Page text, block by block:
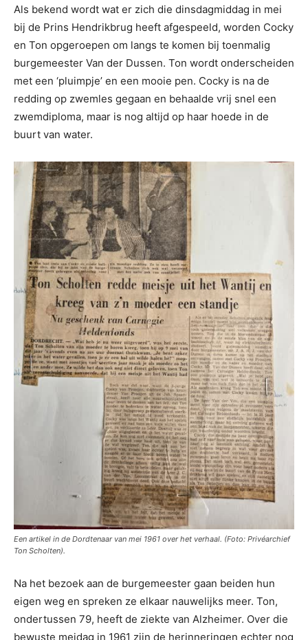
Als bekend wordt wat er zich die dinsdagmiddag in mei
bij de Prins Hendrikbrug heeft afgespeeld, worden Cocky
en Ton opgeroepen om langs te komen bij toenmalig
burgemeester Van der Dussen. Ton wordt onderscheiden
met een ‘pluimpje’ en een mooie pen. Cocky is na de
redding op zwemles gegaan en behaalde vrij snel een
zwemdiploma, maar is nog altijd op haar hoede in de
buurt van water.
Een artikel in de Dordtenaar van mei 1961 over het verhaal. (Foto: Privéarchief
Ton Scholten).
Na het bezoek aan de burgemeester gaan beiden hun
eigen weg en spreken ze elkaar nauwelijks meer. Ton,
ondertussen 79, heeft de ziekte van Alzheimer. Over die
bewuste meidag in 1961 zijn de herinneringen echter nog